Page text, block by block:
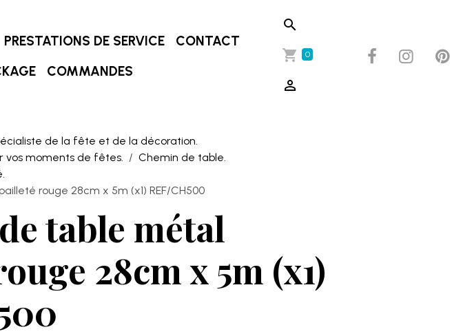
PRESTATIONS DE SERVICE
CONTACT
COMMANDES
0
de la fête et de la décoration.
vos moments de fêtes.
Chemin de table.
rouge 28cm x 5m (x1) REF/CH500
table métal
28cm x 5m (x1)